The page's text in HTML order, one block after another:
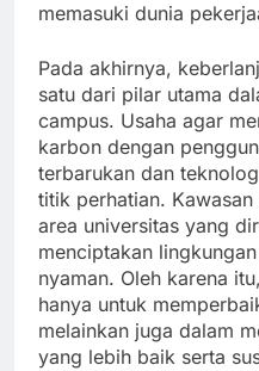
memasuki dunia
Pada akhirnya,
satu dari pilar utama
campus. Usaha agar
karbon dengan
terbarukan dan
titik perhatian.
area universitas yang
menciptakan
nyaman. Oleh karena
hanya untuk
melainkan juga dalam
yang lebih baik serta